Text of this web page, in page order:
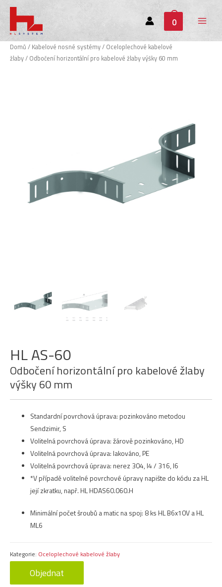
0
Main
Menu
Domů / Kabelové nosné systémy/ Oceloplechové kabelové
žlaby/ Odbočení horizontální pro kabelové žlaby výšky 60 mm
HL AS-60
Odbočení horizontální pro kabelové žlaby
výšky 60 mm
Standardní povrchová úprava: pozinkováno metodou
Sendzimir, S
Volitelná povrchová úprava: žárově pozinkováno, HD
Volitelná povrchová úprava: lakováno, PE
Volitelná povrchová úprava: nerez 304, I4 / 316, I6
*V případě volitelné povrchové úpravy napište do kódu za HL
její zkratku, např. HL HDAS60.060.H
Minimální počet šroubů a matic na spoj: 8 ks HL B6x10V a HL
ML6
Kategorie: Oceloplechové kabelové žlaby
Objednat